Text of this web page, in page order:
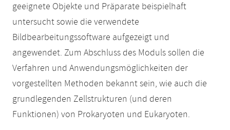
geeignete Objekte und Präparate beispielhaft
untersucht sowie die verwendete
Bildbearbeitungssoftware aufgezeigt und
angewendet. Zum Abschluss des Moduls sollen die
Verfahren und Anwendungsmöglichkeiten der
vorgestellten Methoden bekannt sein, wie auch die
grundlegenden Zellstrukturen (und deren
Funktionen) von Prokaryoten und Eukaryoten.